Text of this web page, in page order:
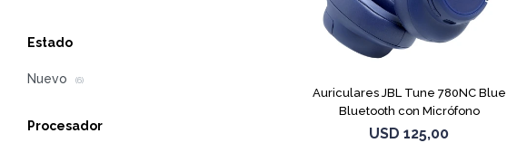
Auriculares JBL Tune 780NC Blue
Bluetooth con Micrófono
USD 125,00
Estado
Nuevo (6)
Procesador